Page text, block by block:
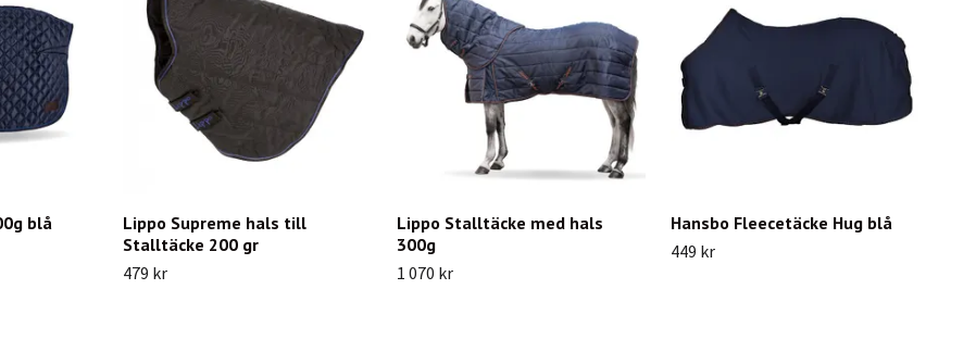
blå
Lippo Supreme hals till
Stalltäcke 200 gr
479 kr
Lippo Stalltäcke med hals
300g
1 070 kr
Hansbo Fleecetäcke Hug blå
449 kr